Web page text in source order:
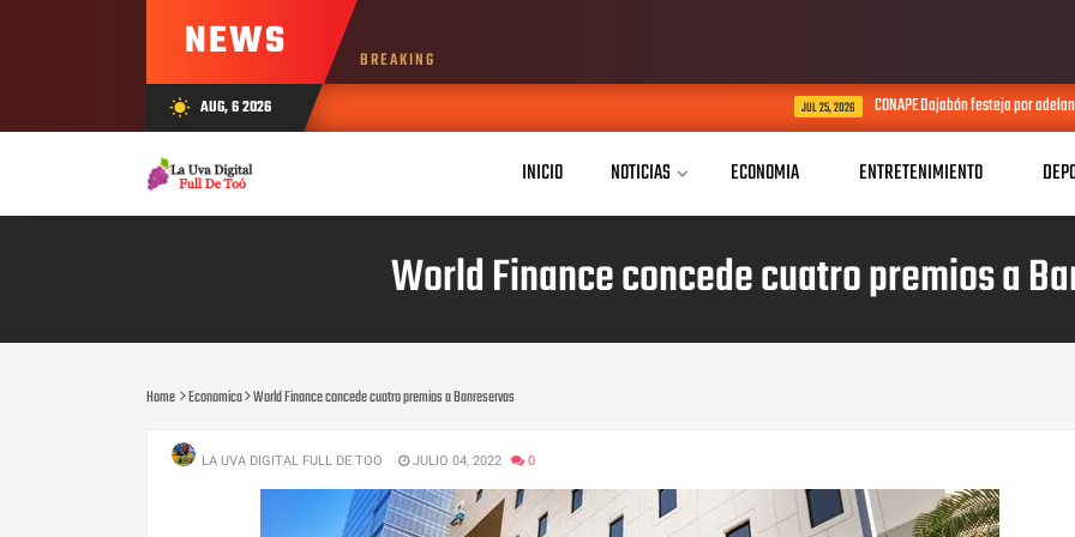
NEWS BREAKING
wb_sunny AUG, 6 2026 CONAPE Dajabón festeja por adelantado el Día del
INICIO NOTICIAS ECONOMIA ENTRETENIMIENTO
World Finance concede cuatro premios a
Home Economica World Finance concede cuatro premios a Banreservas
LA UVA DIGITAL FULL DE TOO JULIO 04, 2022 0